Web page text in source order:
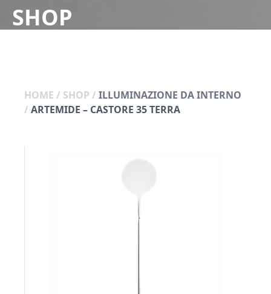
SHOP
HOME / SHOP / ILLUMINAZIONE DA INTERNO
/ ARTEMIDE – CASTORE 35 TERRA